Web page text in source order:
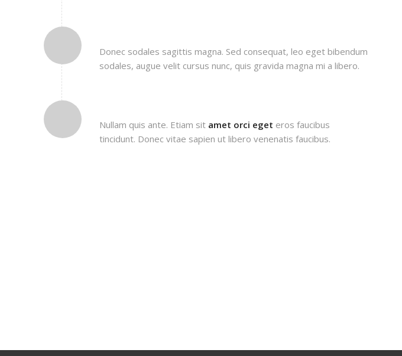
Donec sodales sagittis magna. Sed consequat, leo eget bibendum
sodales, augue velit cursus nunc, quis gravida magna mi a libero.
Nullam quis ante. Etiam sit amet orci eget eros faucibus
tincidunt. Donec vitae sapien ut libero venenatis faucibus.